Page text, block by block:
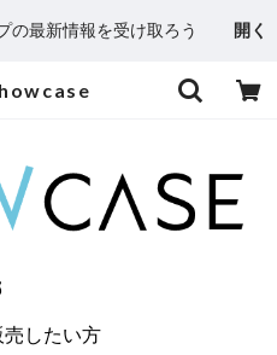
の最新情報を受け取ろう 開く
売したい方